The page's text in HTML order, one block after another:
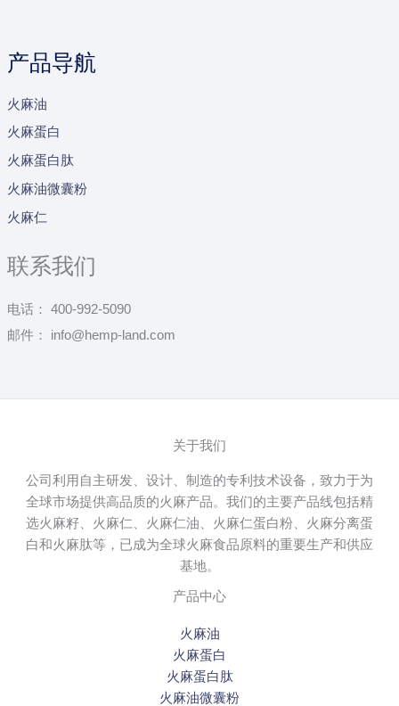
产品导航
火麻油
火麻蛋白
火麻蛋白肽
火麻油微囊粉
火麻仁
联系我们
电话： 400-992-5090
邮件： info@hemp-land.com
关于我们
公司利用自主研发、设计、制造的专利技术设备，致力于为
全球市场提供高品质的火麻产品。我们的主要产品线包括精
选火麻籽、火麻仁、火麻仁油、火麻仁蛋白粉、火麻分离蛋
白和火麻肽等，已成为全球火麻食品原料的重要生产和供应
基地。
产品中心
火麻油
火麻蛋白
火麻蛋白肽
火麻油微囊粉